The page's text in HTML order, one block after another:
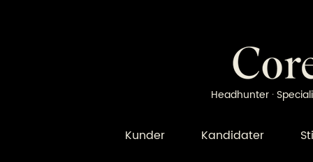
Headhunter ·
Kunder Kandidater